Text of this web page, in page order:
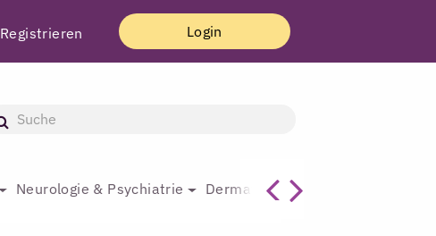
Registrieren Login
Neurologie & Psychiatrie Dermatologie & Plastische